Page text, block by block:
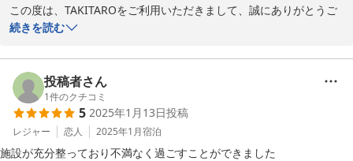
この度は、TAKITAROをご利用いただきまして、誠にありがとうご
ざいました。
す。大人数で宿泊できるのも1棟貸しのいいところですね。これか
らはお客様の別荘として、ご利用くださいませ。またのご宿泊心よ
り歓迎申し上げます。
2025-03-04
続きを読む
投稿者さん
1件のクチコミ
5 2025年1月13日投稿
レジャー 恋人 2025年1月宿泊
施設が充分整っており不満なく過ごすことができました